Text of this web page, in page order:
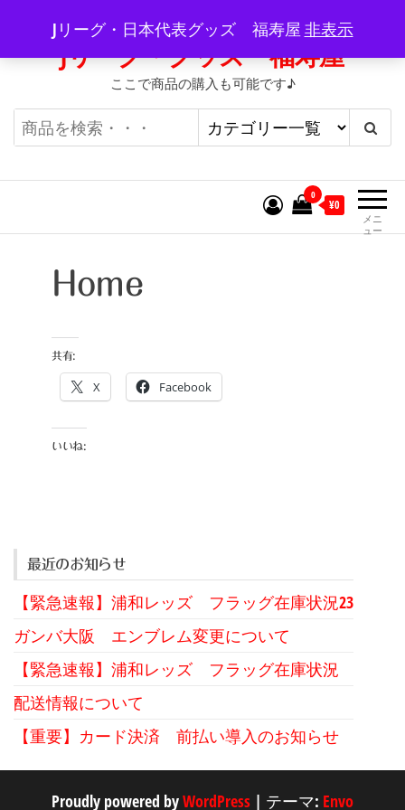
テ
ツ
プ
Jリーグ・日本代表グッズ 福寿屋 非表示
Jリーグ・グッズ 福寿屋
ここで商品の購入も可能です♪
メニ
ュー
0
¥0
Home
共有:
X Facebook
いいね:
最近のお知らせ
【緊急速報】浦和レッズ フラッグ在庫状況23
ガンバ大阪 エンブレム変更について
【緊急速報】浦和レッズ フラッグ在庫状況
配送情報について
【重要】カード決済 前払い導入のお知らせ
Proudly powered byWordPress | テーマ: Envo